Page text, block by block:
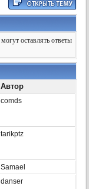
могут оставлять ответы
Автор
comds
tarikptz
Samael
danser